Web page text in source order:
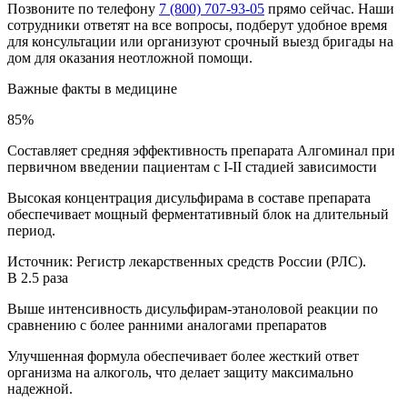
Позвоните по телефону 7 (800) 707-93-05 прямо сейчас. Наши
сотрудники ответят на все вопросы, подберут удобное время
для консультации или организуют срочный выезд бригады на
дом для оказания неотложной помощи.
Важные факты в медицине
85%
Составляет средняя эффективность препарата Алгоминал при
первичном введении пациентам с I-II стадией зависимости
Высокая концентрация дисульфирама в составе препарата
обеспечивает мощный ферментативный блок на длительный
период.
Источник: Регистр лекарственных средств России (РЛС).
В 2.5 раза
Выше интенсивность дисульфирам-этаноловой реакции по
сравнению с более ранними аналогами препаратов
Улучшенная формула обеспечивает более жесткий ответ
организма на алкоголь, что делает защиту максимально
надежной.